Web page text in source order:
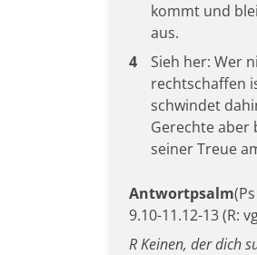
kommt und
aus.
4
Sieh her: Wer
rechtschaffen
schwindet
Gerechte aber
seiner Treue
Antwortpsalm
9.10-11.12-13 (R:
R Keinen, der dich